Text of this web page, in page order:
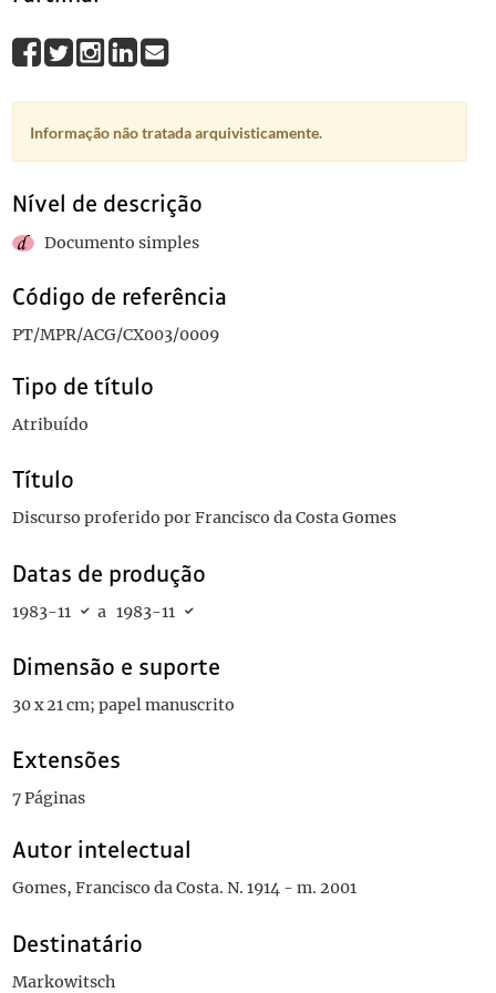
Informação não tratada arquivisticamente.
Nível de descrição
Documento simples
Código de referência
PT/MPR/ACG/CX003/0009
Tipo de título
Atribuído
Título
Discurso proferido por Francisco da Costa Gomes
Datas de produção
1983-11 a 1983-11
Dimensão e suporte
30 x 21 cm; papel manuscrito
Extensões
7 Páginas
Autor intelectual
Gomes, Francisco da Costa. N. 1914 - m. 2001
Destinatário
Markowitsch